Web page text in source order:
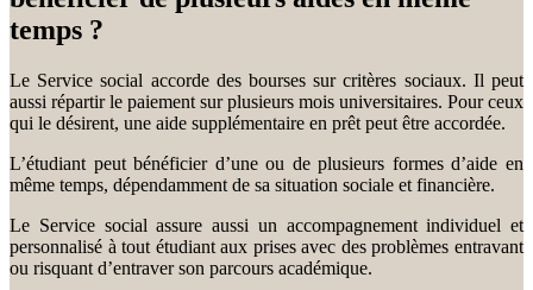
temps ?
Le Service social accorde des bourses sur critères sociaux. Il peut
aussi répartir le paiement sur plusieurs mois universitaires. Pour ceux
qui le désirent, une aide supplémentaire en prêt peut être accordée.
L’étudiant peut bénéficier d’une ou de plusieurs formes d’aide en
même temps, dépendamment de sa situation sociale et financière.
Le Service social assure aussi un accompagnement individuel et
personnalisé à tout étudiant aux prises avec des problèmes entravant
ou risquant d’entraver son parcours académique.